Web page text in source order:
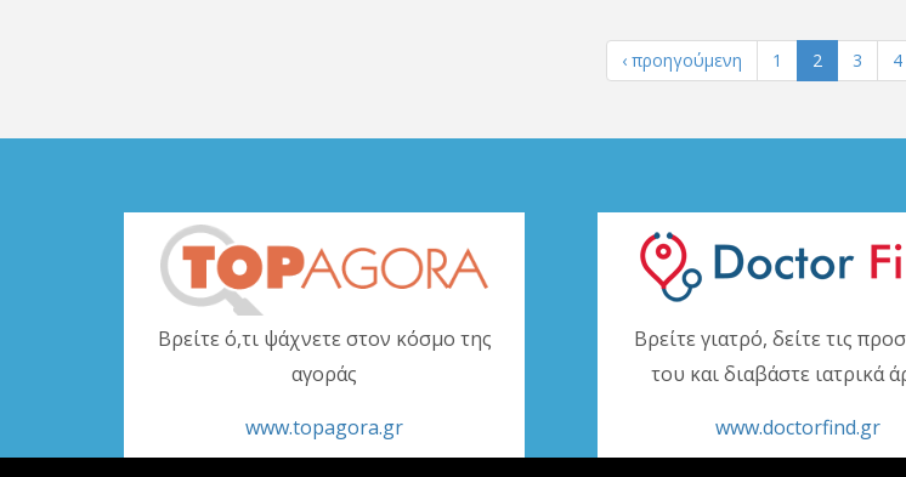
‹ προηγούμενη 1 2 3 4
Βρείτε ό,τι ψάχνετε στον κόσμο της
αγοράς
www.topagora.gr
Βρείτε γιατρό, δείτε τις
του και διαβάστε ιατρικά
www.doctorfind.gr